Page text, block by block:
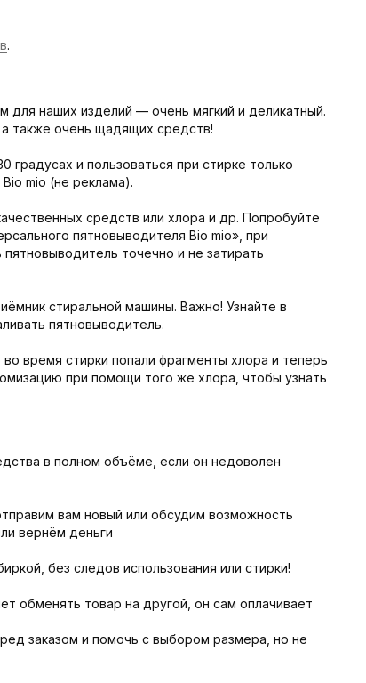
.
наших изделий — очень мягкий и деликатный.
также очень щадящих средств!
и пользоваться при стирке только
mio (не реклама).
средств или хлора и др. Попробуйте
пятновыводителя Bio mio», при
точечно и не затирать
стиральной машины. Важно! Узнайте в
пятновыводитель.
время стирки попали фрагменты хлора и теперь
при помощи того же хлора, чтобы узнать
в полном объёме, если он недоволен
вам новый или обсудим возможность
вернём деньги
без следов использования или стирки!
обменять товар на другой, он сам оплачивает
заказом и помочь с выбором размера, но не